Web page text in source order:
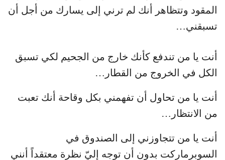
المقود وتتظاهر أنك لم ترني إلى يسارك من أجل أن
تسبقني…
أنت يا من تندفع كأنك خارج من الجحيم لكي تسبق
الكل في الخروج من القطار…
أنت يا من تحاول أن تفهمني بكل وقاحة أنك تعبت
من الانتظار…
أنت يا من تتجاوزني إلى الصندوق في
السوبرماركت بدون أن توجه إليّ نظرة معتقداً أنني